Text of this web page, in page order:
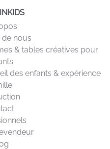
de nous
& tables créatives pour
des enfants & expérience